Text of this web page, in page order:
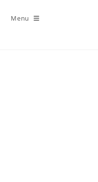
Menu